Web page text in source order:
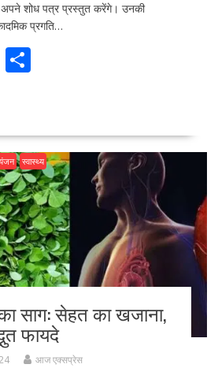
अपने शोध पत्र प्रस्तुत करेंगे। उनकी
प्रगति…
S
e
स्वास्थ्य
का साग: सेहत का खजाना,
फायदे
आज एक्सप्रेस